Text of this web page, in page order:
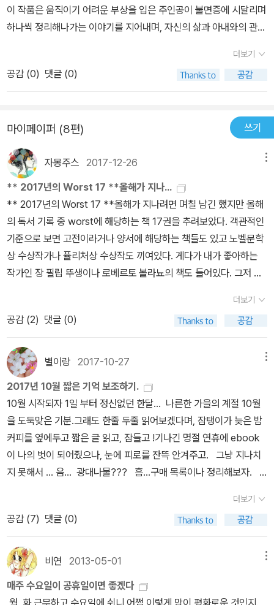
이 작품은 움직이기 어려운 부상을 입은 주인공이 불면증에 시달리며
하나씩 정리해나가는 이야기를 지어내며, 자신의 삶과 아내와의 관계
서 나이의 성숙도가 드러나는 작가가 있을까. 이 작품과비슷한 시기
에 읽은 기록실로의 여행, 그리고 한 이년전쯤 나온 브룩클린 광시곡
은 모두 복잡한 청년기와 중년기를 거친 작가의 품이 느껴지는 작품
해지는 모양이다.
더보기
공감 (0) 댓글 (0)
마이페이퍼 (8편) 쓰기
자몽주스 2017-12-26
** 2017년의 Worst 17 **올해가 지나...
** 2017년의 Worst 17 **올해가 지나려면 며칠 남긴 했지만 올해
의 독서 기록 중 worst에 해당하는 책 17권을 추려보았다. 객관적인
기준으로 보면 고전이라거나 양서에 해당하는 책들도 있고 노벨문학
상 수상작가나 퓰리처상 수상작도 끼여있다. 게다가 내가 좋아하는
작가인 장 필립 뚜생이나 로베르토 볼라뇨의 책도 들어있다. 그저 다
더보기
공감 (2) 댓글 (0)
별이랑 2017-10-27
2017년 10월 짧은 기억 보조하기.
10월 시작되자 1일 부터 정신없던 한달... 나른한 가을의 계절 10월
을 도둑맞은 기분.그래도 한줄 두줄 읽어보겠다며, 잠탱이가 늦은 밤
커피를 옆에두고 짧은 글 읽고, 잠들고 !기나긴 명절 연휴에 ebook
이 나의 벗이 되어줬으나, 눈에 피로를 잔뜩 안겨주고. 그냥 지나치
지 못해서 ... 음... 광대나물??? 흠...구매 목록이나 정리해보자.
야심차게 10월 1일 첫구매 시작~앞면. 뒷면.측면 모두 블랙.고급스
런 양장본으로 만들어준 책베게 같은 책. 올블랙 스페셜 에디션
으로 출간된 [XYZ의 비극].나는 어쩌자고 읽어 보지도 않은 글을 덜
컥 합본으로 예약했을까 하는 후회는 저리 가라로 기대 이상 고급스
럽고 튼튼한 양장이였다. 다행히 예상보다 무겁지는 않았으나, 페이
지 넘길때 살짝 반짝이가 묻어서 조심스럽기는 하다. 예전에는 머리
더보기
공감 (7) 댓글 (0)
비연 2013-05-01
매주 수요일이 공휴일이면 좋겠다